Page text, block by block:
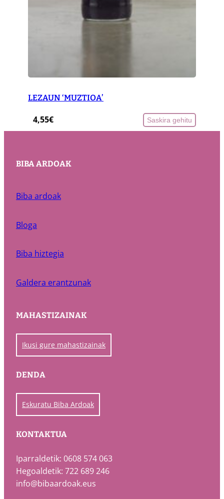
LEZAUN ‘MUZTIOA’
4,55€ Saskira gehitu
BIBA ARDOAK
Biba ardoak
Bloga
Biba hiztegia
Galdera erantzunak
MAHASTIZAINAK
Ikusi gure mahastizainak
DENDA
Eskuratu Biba Ardoak
KONTAKTUA
Iparraldetik: 0608 574 063
Hegoaldetik: 722 689 246
info@bibaardoak.eus